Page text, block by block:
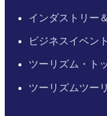
インダストリー
ビジネスイベント
ツーリズム・ト
ツーリズムツー